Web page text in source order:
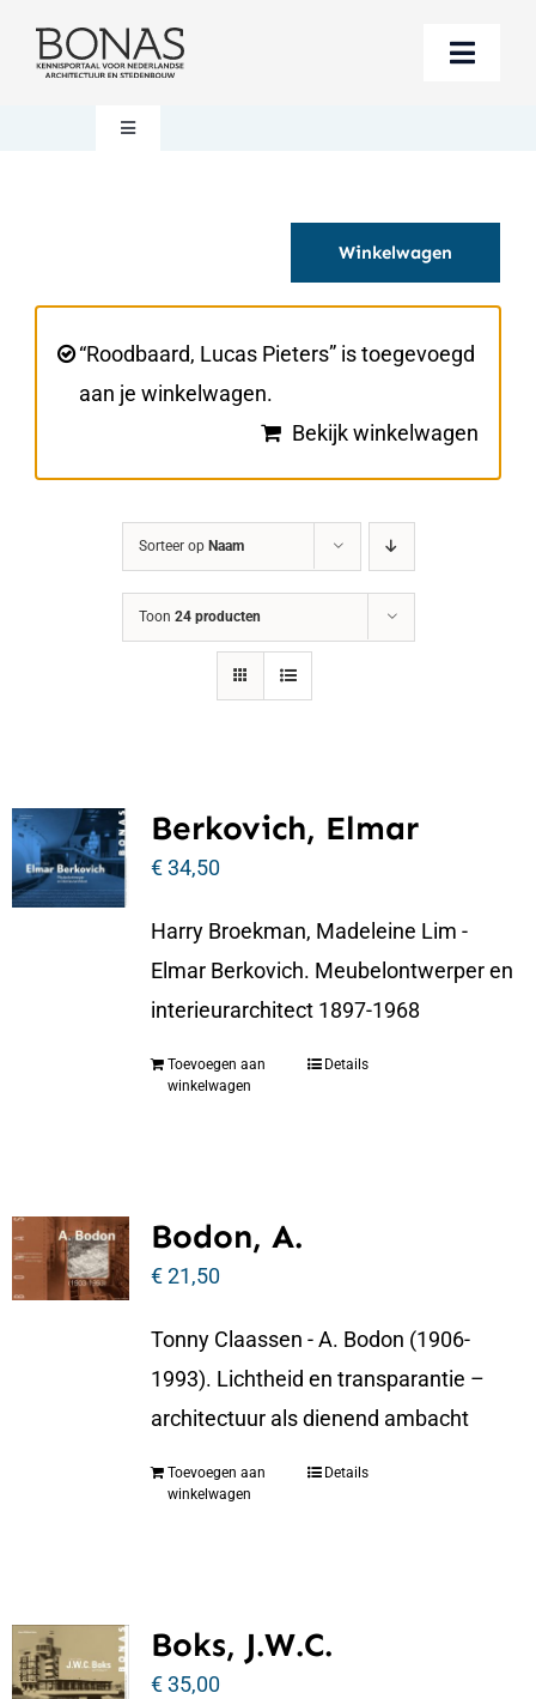
naar
Toggle
Berichten
Steun BONAS
Toggle
Winkelwagen
Winkelwagen
“Roodbaard, Lucas Pieters” is toegevoegd
aan je winkelwagen.
Bekijk winkelwagen
Sorteer op Naam
Toon 24 producten
Berkovich, Elmar
€34,50
Harry Broekman, Madeleine Lim -
Elmar Berkovich. Meubelontwerper en
interieurarchitect 1897-1968
Toevoegen aan
winkelwagen
Details
Bodon, A.
€21,50
Tonny Claassen - A. Bodon (1906-
1993). Lichtheid en transparantie –
architectuur als dienend ambacht
Toevoegen aan
winkelwagen
Details
Boks, J.W.C.
€35,00